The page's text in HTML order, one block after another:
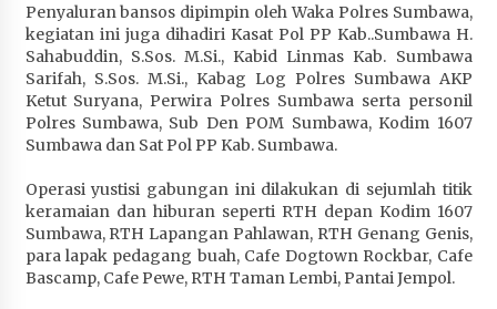
Santong
1 bulan ago
Dosen UTS Siap Kembangkan Inovasi Lewat
Pelatihan PDPP 2026 Bali
1 bulan ago
Terapkan “Polantas Menyapa”, Satlantas Polres
Sumbawa Berupaya Wujudkan Pelayanan
Kepolisian yang Profesional
1 bulan ago
Penyaluran bansos dipimpin oleh Waka Polres Sumbawa,
kegiatan ini juga dihadiri Kasat Pol PP Kab..Sumbawa H.
Sahabuddin, S.Sos. M.Si., Kabid Linmas Kab. Sumbawa
Sarifah, S.Sos. M.Si., Kabag Log Polres Sumbawa AKP
Ketut Suryana, Perwira Polres Sumbawa serta personil
Polres Sumbawa, Sub Den POM Sumbawa, Kodim 1607
Sumbawa dan Sat Pol PP Kab. Sumbawa.
Operasi yustisi gabungan ini dilakukan di sejumlah titik
keramaian dan hiburan seperti RTH depan Kodim 1607
Sumbawa, RTH Lapangan Pahlawan, RTH Genang Genis,
para lapak pedagang buah, Cafe Dogtown Rockbar, Cafe
Bascamp, Cafe Pewe, RTH Taman Lembi, Pantai Jempol.